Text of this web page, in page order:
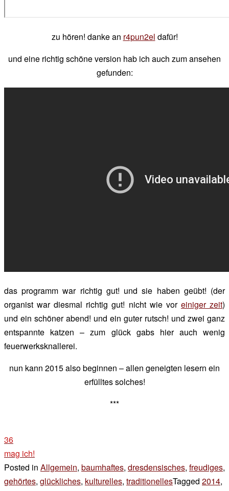
zu hören! danke an r4pun2el dafür!
und eine richtig schöne version hab ich auch zum ansehen
gefunden:
das programm war richtig gut! und sie haben geübt! (der
organist war diesmal richtig gut! nicht wie vor einiger zeit)
und ein schöner abend! und ein guter rutsch! und zwei ganz
entspannte katzen – zum glück gabs hier auch wenig
feuerwerksknallerei.
nun kann 2015 also beginnen – allen geneigten lesern ein
erfülltes solches!
***
36
mag ich!
Posted in Allgemein, baumhaftes, dresdensisches, freudiges,
gehörtes, glückliches, kulturelles, traditionellesTagged 2014,